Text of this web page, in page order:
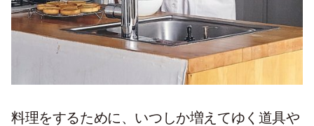
料理をするために、いつしか増えてゆく道具や